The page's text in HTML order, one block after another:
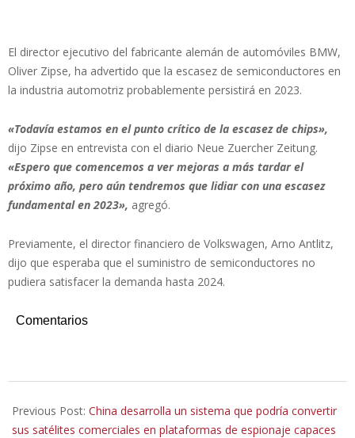
El director ejecutivo del fabricante alemán de automóviles BMW,
Oliver Zipse, ha advertido que la escasez de semiconductores en
la industria automotriz probablemente persistirá en 2023.
«Todavía estamos en el punto crítico de la escasez de chips»,
dijo Zipse en entrevista con el diario Neue Zuercher Zeitung.
«Espero que comencemos a ver mejoras a más tardar el
próximo año, pero aún tendremos que lidiar con una escasez
fundamental en 2023», agregó.
Previamente, el director financiero de Volkswagen, Arno Antlitz,
dijo que esperaba que el suministro de semiconductores no
pudiera satisfacer la demanda hasta 2024.
Comentarios
04-
14
Previous Post: China desarrolla un sistema que podría convertir
sus satélites comerciales en plataformas de espionaje capaces